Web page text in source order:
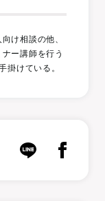
け相談の他、
ー講師を行う
掛けている。